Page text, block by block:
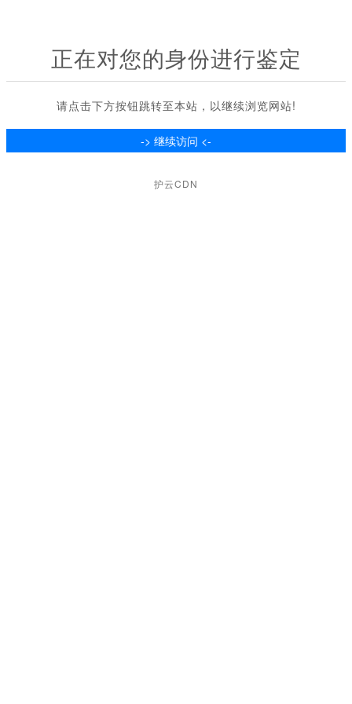
正在对您的身份进行鉴定
请点击下方按钮跳转至本站，以继续浏览网站!
护云CDN